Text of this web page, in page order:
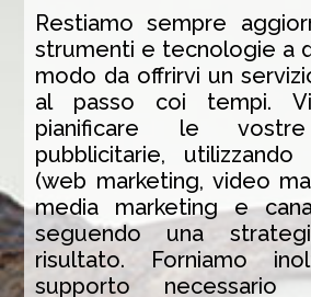
Restiamo sempre
strumenti e tecnologie a
modo da offrirvi un
al passo coi tempi.
pianificare le vostre
pubblicitarie, utilizzando
(web marketing, video
media marketing e
seguendo una
risultato. Forniamo
supporto